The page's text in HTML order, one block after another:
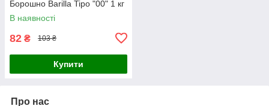
Борошно Barilla Tipo "00" 1 кг
В наявності
82 ₴ 103 ₴
Купити
Про нас